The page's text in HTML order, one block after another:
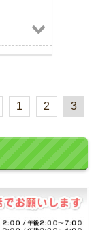
1 2 3